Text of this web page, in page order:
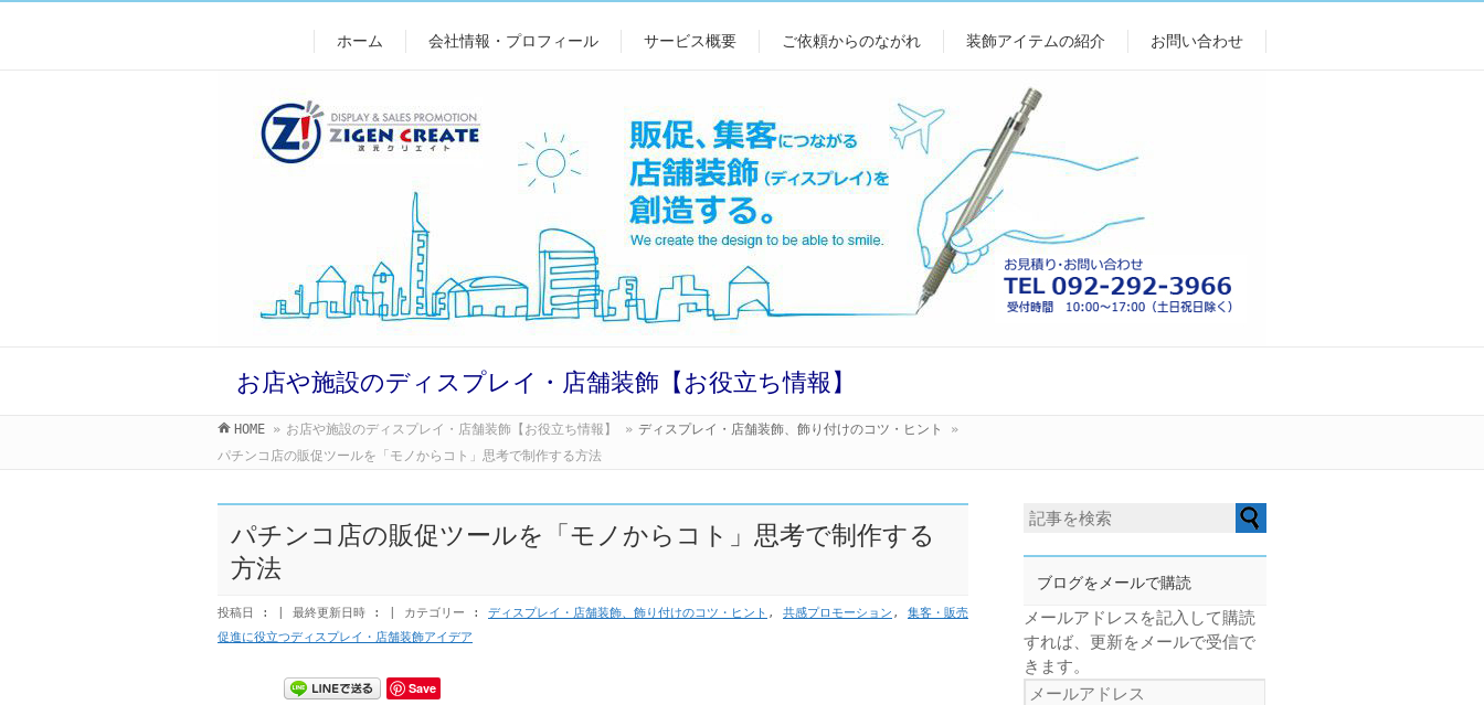
ホーム 会社情報・プロフィール サービス概要 ご依頼からのながれ 装飾アイテムの紹介 お問い合わせ
お店や施設のディスプレイ・店舗装飾【お役立ち情報】
HOME » お店や施設のディスプレイ・店舗装飾【お役立ち情報】 » ディスプレイ・店舗装飾、飾り付けのコツ・ヒント
»
パチンコ店の販促ツールを「モノからコト」思考で制作する方法
パチンコ店の販促ツールを「モノからコト」思考で制作する
方法
投稿日 : 最終更新日時 : カテゴリー : ディスプレイ・店舗装飾、飾り付けのコツ・ヒント , 共感プロモーション , 集客・販売
促進に役立つディスプレイ・店舗装飾アイデア
Save
ブログをメールで購読
メールアドレスを記入して購読
すれば、更新をメールで受信で
きます。